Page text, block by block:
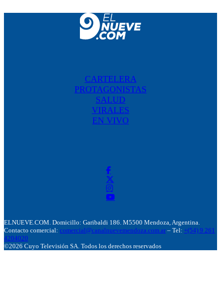
CARTELERA
PROTAGONISTAS
SALUD
VIRALES
EN VIVO
ELNUEVE.COM. Domicillo: Garibaldi 186. M5500 Mendoza, Argentina.
Contacto comercial: comercial@canalnuevemendoza.com.ar – Tel: +(54) 9 261
4204020
©2026 Cuyo Televisión SA. Todos los derechos reservados